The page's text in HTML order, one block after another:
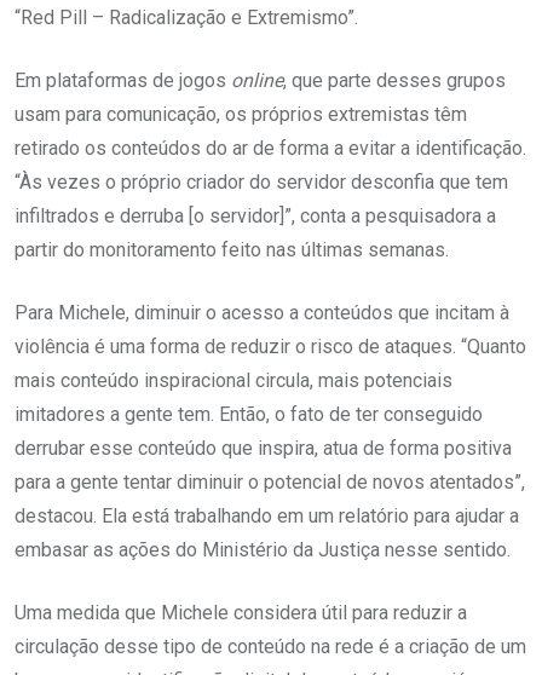
“Red Pill – Radicalização e Extremismo”.
Em plataformas de jogos online, que parte desses grupos
usam para comunicação, os próprios extremistas têm
retirado os conteúdos do ar de forma a evitar a identificação.
“Às vezes o próprio criador do servidor desconfia que tem
infiltrados e derruba [o servidor]”, conta a pesquisadora a
partir do monitoramento feito nas últimas semanas.
Para Michele, diminuir o acesso a conteúdos que incitam à
violência é uma forma de reduzir o risco de ataques. “Quanto
mais conteúdo inspiracional circula, mais potenciais
imitadores a gente tem. Então, o fato de ter conseguido
derrubar esse conteúdo que inspira, atua de forma positiva
para a gente tentar diminuir o potencial de novos atentados”,
destacou. Ela está trabalhando em um relatório para ajudar a
embasar as ações do Ministério da Justiça nesse sentido.
Uma medida que Michele considera útil para reduzir a
circulação desse tipo de conteúdo na rede é a criação de um